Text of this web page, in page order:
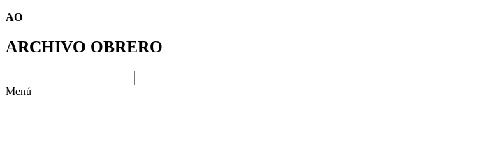
AO
ARCHIVO OBRERO
Menú